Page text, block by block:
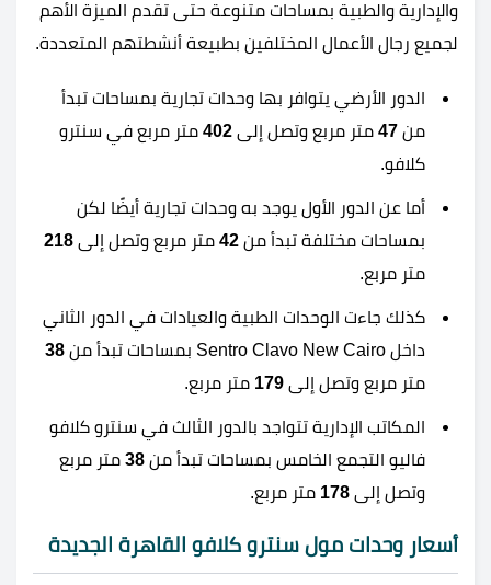
والإدارية والطبية بمساحات متنوعة حتى تقدم الميزة الأهم
لجميع رجال الأعمال المختلفين بطبيعة أنشطتهم المتعددة.
الدور الأرضي يتوافر بها وحدات تجارية بمساحات تبدأ
من 47 متر مربع وتصل إلى 402 متر مربع في سنترو
كلافو.
أما عن الدور الأول يوجد به وحدات تجارية أيضًا لكن
بمساحات مختلفة تبدأ من 42 متر مربع وتصل إلى 218
متر مربع.
كذلك جاءت الوحدات الطبية والعيادات في الدور الثاني
داخل Sentro Clavo New Cairo بمساحات تبدأ من
38
متر مربع وتصل إلى 179 متر مربع.
المكاتب الإدارية تتواجد بالدور الثالث في سنترو كلافو
فاليو التجمع الخامس بمساحات تبدأ من 38 متر مربع
وتصل إلى 178 متر مربع.
أسعار وحدات مول سنترو كلافو القاهرة الجديدة